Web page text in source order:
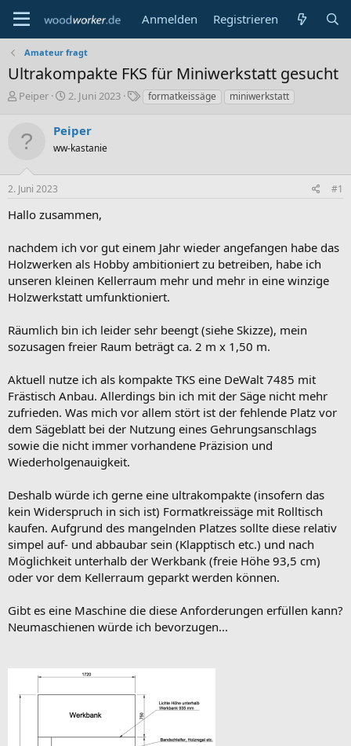
Anmelden Registrieren
Amateur fragt
Ultrakompakte FKS für Miniwerkstatt gesucht
E
t
l
e
Peiper
E
s
t
e
l
m
2. Juni 2023
S
w
formatkeissäge miniwerkstatt
Peiper
ww-kastanie
2. Juni 2023 #1
Hallo zusammen,
nachdem ich vor gut einem Jahr wieder angefangen habe das
Holzwerken als Hobby ambitioniert zu betreiben, habe ich
unseren kleinen Kellerraum mehr und mehr in eine winzige
Holzwerkstatt umfunktioniert.
Räumlich bin ich leider sehr beengt (siehe Skizze), mein
sozusagen freier Raum beträgt ca. 2 m x 1,50 m.
Aktuell nutze ich als kompakte TKS eine DeWalt 7485 mit
Frästisch Anbau. Allerdings bin ich mit der Säge nicht mehr
zufrieden. Was mich vor allem stört ist der fehlende Platz vor
dem Sägeblatt bei der Nutzung eines Gehrungsanschlags
sowie die nicht immer vorhandene Präzision und
Wiederholgenauigkeit.
Deshalb würde ich gerne eine ultrakompakte (insofern das
kein Widerspruch in sich ist) Formatkreissäge mit Rolltisch
kaufen. Aufgrund des mangelnden Platzes sollte diese relativ
simpel auf- und abbaubar sein (Klapptisch etc.) und nach
Möglichkeit unterhalb der Werkbank (freie Höhe 93,5 cm)
oder vor dem Kellerraum geparkt werden können.
Gibt es eine Maschine die diese Anforderungen erfüllen kann?
Neumaschienen würde ich bevorzugen...